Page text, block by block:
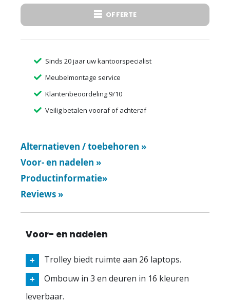
OFFERTE
Sinds 20 jaar uw kantoorspecialist
Meubelmontage service
Klantenbeoordeling 9/10
Veilig betalen vooraf of achteraf
Alternatieven / toebehoren »
Voor- en nadelen »
Productinformatie»
Reviews »
Voor- en nadelen
Trolley biedt ruimte aan 26 laptops.
Ombouw in 3 en deuren in 16 kleuren
leverbaar.